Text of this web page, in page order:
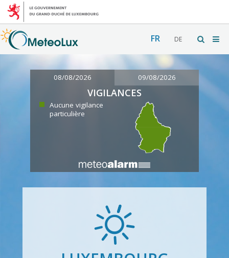
FR DE
08/08/2026 09/08/2026
VIGILANCES
Aucune vigilance
particulière